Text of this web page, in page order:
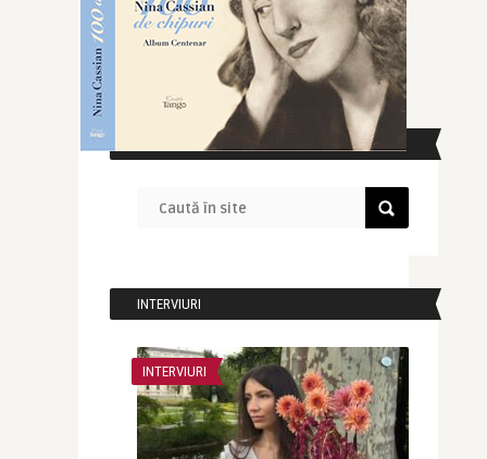
CAUTĂ ÎN SITE
INTERVIURI
INTERVIURI